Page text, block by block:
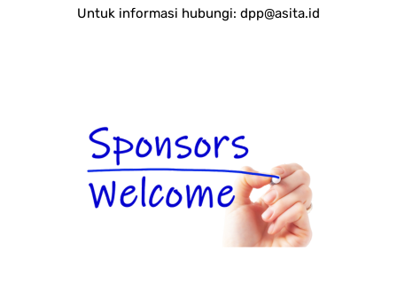
Untuk informasi hubungi: dpp@asita.id